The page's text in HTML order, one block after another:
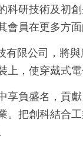
研技術及初
員在更多方面
限公司，將
，使穿戴式電
負盛名，貢
把創科結合